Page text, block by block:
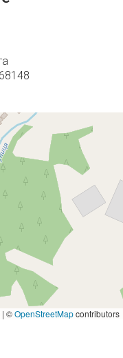
| ©OpenStreetMapcontributors